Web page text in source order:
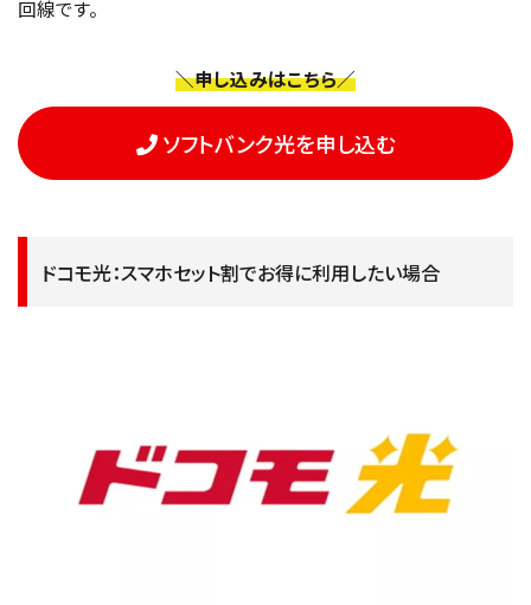
回線です。
＼申し込みはこちら／
ソフトバンク光を申し込む
ドコモ光：スマホセット割でお得に利用したい場合